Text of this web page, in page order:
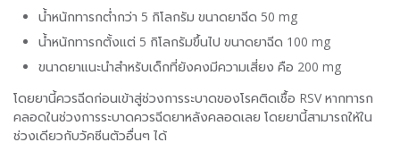
น้ำหนักทารกต่ำกว่า 5 กิโลกรัม ขนาดยาฉีด 50 mg
น้ำหนักทารกตั้งแต่ 5 กิโลกรัมขึ้นไป ขนาดยาฉีด 100 mg
ขนาดยาแนะนำสำหรับเด็กที่ยังคงมีความเสี่ยง คือ 200 mg
โดยยานี้ควรฉีดก่อนเข้าสู่ช่วงการระบาดของโรคติดเชื้อ RSV หากทารก
คลอดในช่วงการระบาดควรฉีดยาหลังคลอดเลย โดยยานี้สามารถให้ใน
ช่วงเดียวกับวัคซีนตัวอื่นๆ ได้